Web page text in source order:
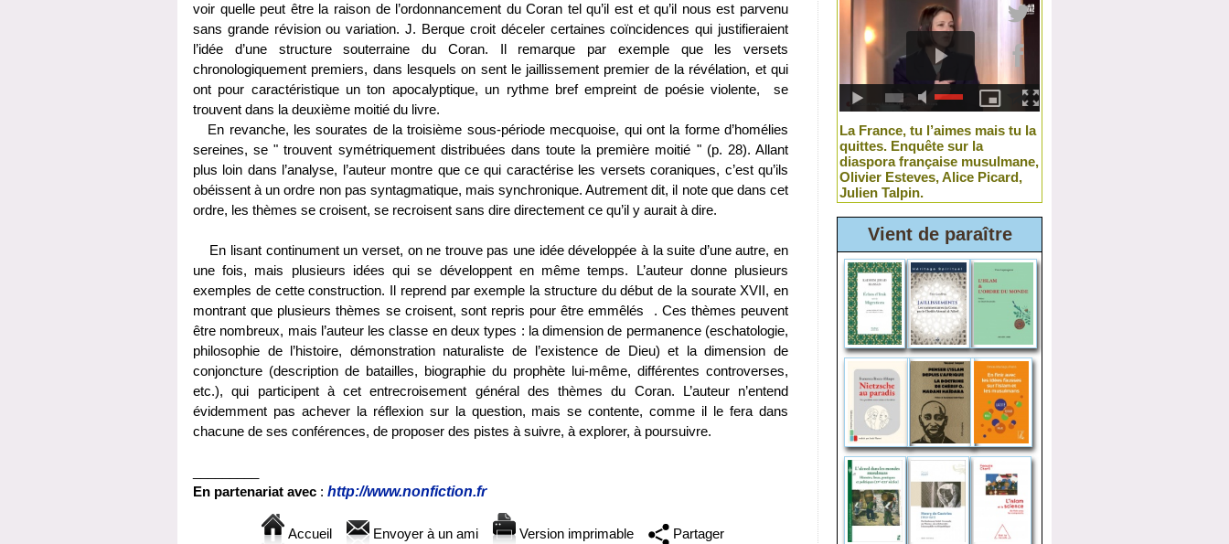
voir quelle peut être la raison de l’ordonnancement du Coran tel qu’il est et qu’il nous est parvenu
sans grande révision ou variation. J. Berque croit déceler certaines coïncidences qui justifieraient
l’idée d’une structure souterraine du Coran. Il remarque par exemple que les versets
chronologiquement premiers, dans lesquels on sent le jaillissement premier de la révélation, et qui
ont pour caractéristique un ton apocalyptique, un rythme bref empreint de poésie violente, se
trouvent dans la deuxième moitié du livre.
En revanche, les sourates de la troisième sous-période mecquoise, qui ont la forme d’homélies
sereines, se " trouvent symétriquement distribuées dans toute la première moitié " (p. 28). Allant
plus loin dans l’analyse, l’auteur montre que ce qui caractérise les versets coraniques, c’est qu’ils
obéissent à un ordre non pas syntagmatique, mais synchronique. Autrement dit, il note que dans cet
ordre, les thèmes se croisent, se recroisent sans dire directement ce qu’il y aurait à dire.
En lisant continument un verset, on ne trouve pas une idée développée à la suite d’une autre, en
une fois, mais plusieurs idées qui se développent en même temps. L’auteur donne plusieurs
exemples de cette construction. Il reprend par exemple la structure du début de la sourate XVII, en
montrant que plusieurs thèmes se croisent, sont repris pour être emmêlés
. Ces thèmes peuvent
être nombreux, mais l’auteur les classe en deux types : la dimension de permanence (eschatologie,
philosophie de l’histoire, démonstration naturaliste de l’existence de Dieu) et la dimension de
conjoncture (description de batailles, biographie du prophète lui-même, différentes controverses,
etc.), qui participent à cet entrecroisement général des thèmes du Coran. L’auteur n’entend
évidemment pas achever la réflexion sur la question, mais se contente, comme il le fera dans
chacune de ses conférences, de proposer des pistes à suivre, à explorer, à poursuivre.
En partenariat avec : http://www.nonfiction.fr
Accueil Envoyer à un ami Version imprimable Partager
La France, tu l’aimes mais tu la
quittes. Enquête sur la
diaspora française musulmane,
Olivier Esteves, Alice Picard,
Julien Talpin.
Vient de paraître